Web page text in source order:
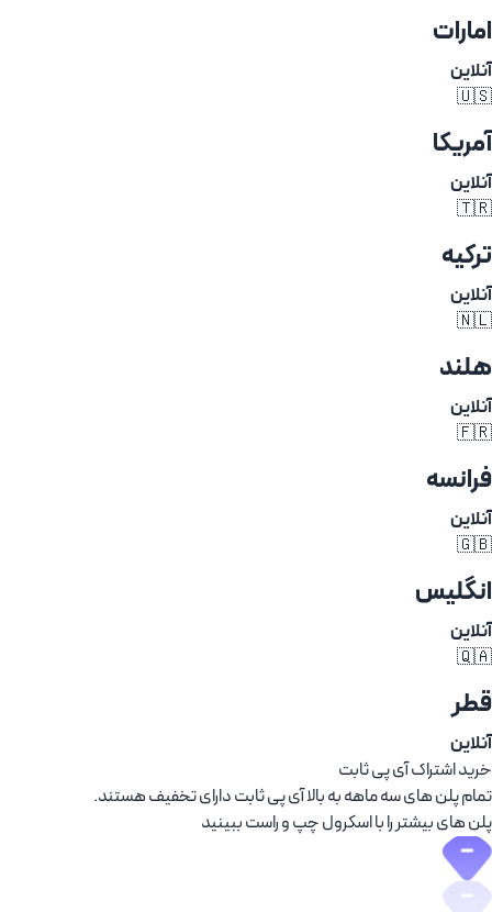
امارات
آنلاین
🇺🇸
آمریکا
آنلاین
🇹🇷
ترکیه
آنلاین
🇳🇱
هلند
آنلاین
🇫🇷
فرانسه
آنلاین
🇬🇧
انگلیس
آنلاین
🇶🇦
قطر
آنلاین
خرید اشتراک آی پی ثابت
تمام پلن های سه ماهه به بالا آی پی ثابت دارای تخفیف هستند.
پلن های بیشتر را با اسکرول چپ و راست ببینید